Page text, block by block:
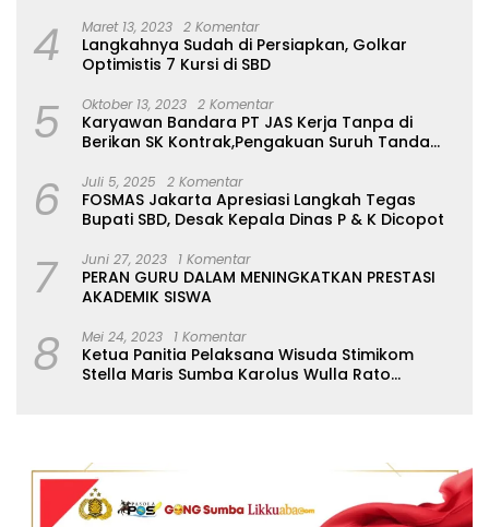
4 Maret 13, 2023 2 Komentar
Langkahnya Sudah di Persiapkan, Golkar
Optimistis 7 Kursi di SBD
5 Oktober 13, 2023 2 Komentar
Karyawan Bandara PT JAS Kerja Tanpa di
Berikan SK Kontrak,Pengakuan Suruh Tanda
6 Juli 5, 2025 2 Komentar
FOSMAS Jakarta Apresiasi Langkah Tegas
Bupati SBD, Desak Kepala Dinas P & K Dicopot
7 Juni 27, 2023 1 Komentar
PERAN GURU DALAM MENINGKATKAN PRESTASI
AKADEMIK SISWA
8 Mei 24, 2023 1 Komentar
Ketua Panitia Pelaksana Wisuda Stimikom
Stella Maris Sumba Karolus Wulla Rato